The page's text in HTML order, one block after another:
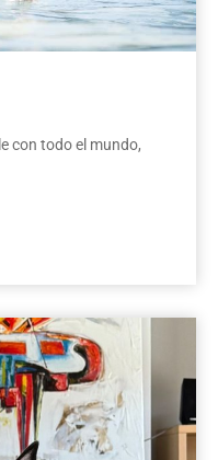
con todo el mundo,